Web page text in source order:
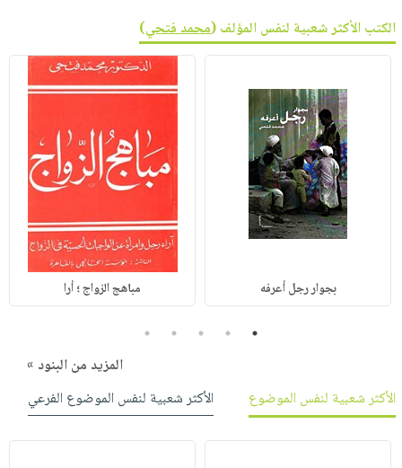
الكتب الأكثر شعبية لنفس المؤلف (محمد فتحي)
بجوار رجل أعرفه مباهج الزواج ؛ أرا
1
2
3
4
5
المزيد من البنود »
الأكثر شعبية لنفس الموضوع
الأكثر شعبية لنفس الموضوع الفرعي